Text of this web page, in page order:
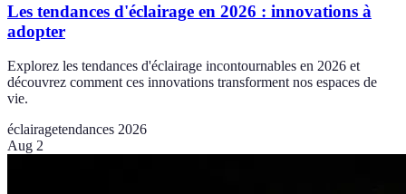
Les tendances d'éclairage en 2026 : innovations à
adopter
Explorez les tendances d'éclairage incontournables en 2026 et
découvrez comment ces innovations transforment nos espaces de
vie.
éclairagetendances 2026
Aug 2